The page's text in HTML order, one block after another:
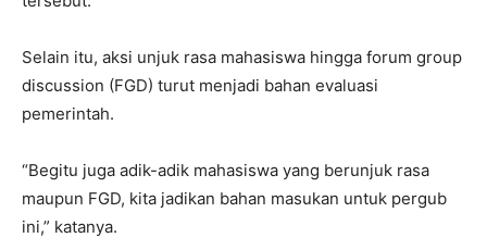
Selain itu, aksi unjuk rasa mahasiswa hingga forum group
discussion (FGD) turut menjadi bahan evaluasi
pemerintah.
“Begitu juga adik-adik mahasiswa yang berunjuk rasa
maupun FGD, kita jadikan bahan masukan untuk pergub
ini,” katanya.